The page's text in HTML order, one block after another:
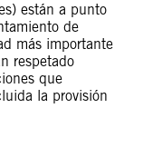
están a punto
de
más importante
respetado
que
la provisión